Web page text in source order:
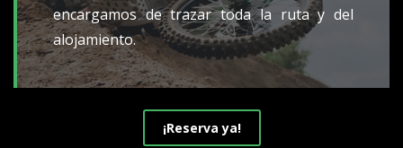
encargamos de trazar toda la ruta y del
alojamiento.
¡Reserva ya!